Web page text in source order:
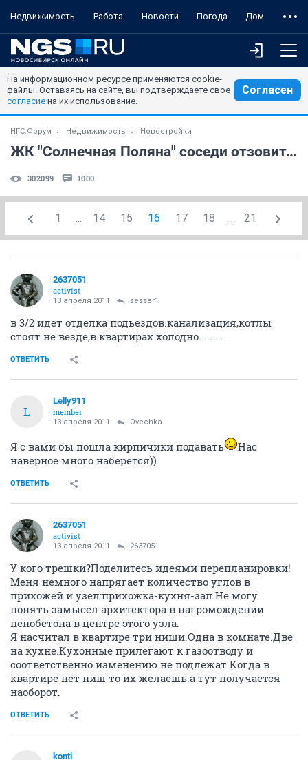
Недвижимость Работа Новости Погода Дом
На информационном ресурсе применяются cookie-
файлы. Оставаясь на сайте, вы подтверждаете свое
согласие на их использование.
Согласен
НГС.Форум Недвижимость Новостройки
ЖК "Солнечная Поляна" соседи отзовитесь
302099 1000
1 ... 14 15 16 17 18 ... 21
2637051
activist
13 апреля 2011 sesser1
в 3/2 идет отделка подьездов.канализация,котлы
стоят не везде,в квартирах холодно.........
ОТВЕТИТЬ
L
Lelly911
member
13 апреля 2011 Ovechka
Я с вами бы пошла кирпичики подавать
Нас
наверное много наберется))
ОТВЕТИТЬ
2637051
activist
13 апреля 2011 2637051
У кого трешки?Поделитесь идеями перепланировки!
Меня немного напрягает количество углов в
прихожей и узел:прихожка-кухня-зал.Не могу
понять замысел архитектора в нагромождении
пенобетона в центре этого узла.
Я насчитал в квартире три ниши.Одна в комнате.Две
на кухне.Кухонные прилегают к газоотводу и
соответственно изменению не подлежат.Когда в
квартире нет ниш то их желаешь.а тут получается
наоборот.
ОТВЕТИТЬ
konti